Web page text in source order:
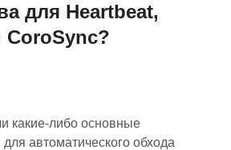
для Heartbeat,
CoroSync?
какие-либо основные
автоматического обхода